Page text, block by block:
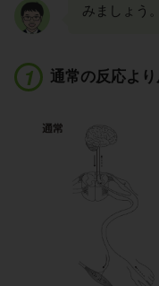
みましょう。
通常の反応よ